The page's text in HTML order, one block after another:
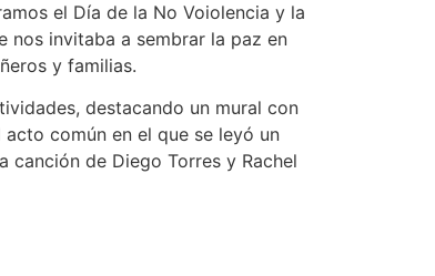
el Día de la No Voiolencia y la
nos invitaba a sembrar la paz en
y familias.
destacando un mural con
común en el que se leyó un
canción de Diego Torres y Rachel